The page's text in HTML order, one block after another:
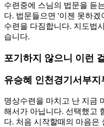
수련중에 스님의 법문을 듣
다. 법문들으면 '이젠 못하
수련을 다짐합니다. 지도법
습니다.
포기하지 않으니 이런
유승혜 인천경기서부지
명상수련을 마치고 난 지금
해서가 아닙니다. 선택했고
다. 처음 시작할때의 마음은